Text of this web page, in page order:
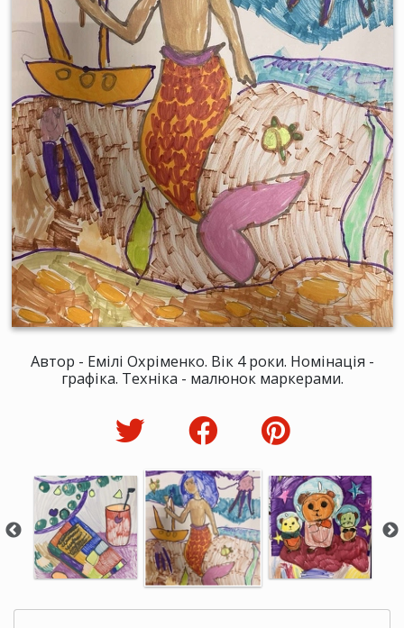
Автор - Емілі Охріменко. Вік 4 роки. Номінація -
графіка. Техніка - малюнок маркерами.